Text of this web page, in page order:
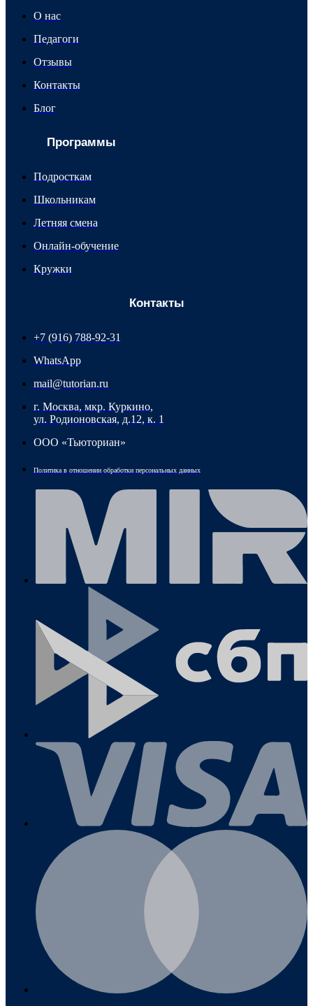
О нас
Педагоги
Отзывы
Контакты
Блог
Программы
Подросткам
Школьникам
Летняя смена
Онлайн-обучение
Кружки
Контакты
+7 (916) 788-92-31
WhatsApp
mail@tutorian.ru
г. Москва, мкр. Куркино,
ул. Родионовская, д.12, к. 1
ООО «Тьюториан»
Политика в отношении обработки персональных данных